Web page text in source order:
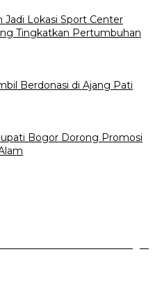
Lokasi Sport Center
Tingkatkan Pertumbuhan
Berdonasi di Ajang Pati
Bogor Dorong Promosi